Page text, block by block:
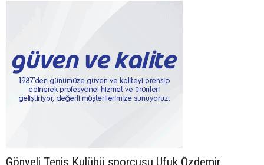
Gönyeli Tenis Kulübü sporcusu Ufuk Özdemir,